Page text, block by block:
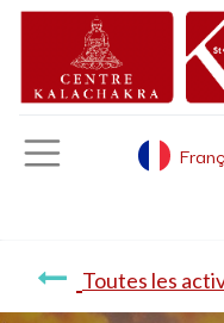
Toutes les